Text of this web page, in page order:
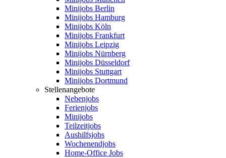
Minijobs Berlin
Minijobs Hamburg
Minijobs Köln
Minijobs Frankfurt
Minijobs Leipzig
Minijobs Nürnberg
Minijobs Düsseldorf
Minijobs Stuttgart
Minijobs Dortmund
Stellenangebote
Nebenjobs
Ferienjobs
Minijobs
Teilzeitjobs
Aushilfsjobs
Wochenendjobs
Home-Office Jobs